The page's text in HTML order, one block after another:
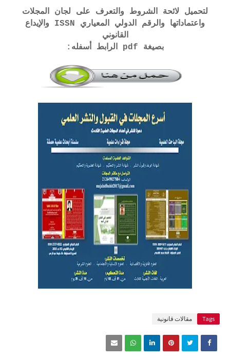
لتحميل لائحة الشروط والتعرف على لجان المجلات
واعتماداتها والرقم الدولي المعياري ISSN والإيداع
القانوني
بصيغة pdf الرابط أسفله:
Tags مقالات قانونية